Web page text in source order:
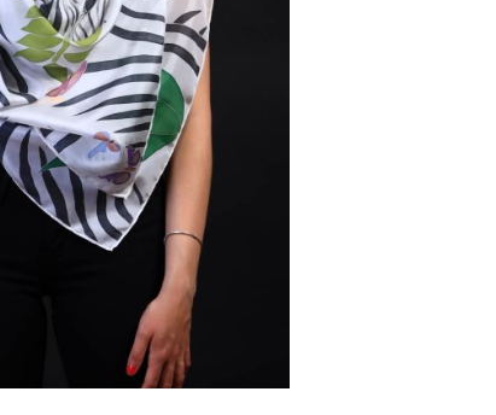
/ DETALLES